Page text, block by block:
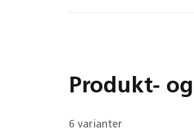
Produkt-
6 varianter